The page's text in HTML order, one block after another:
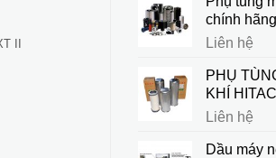
II
chính hãng
Liên hệ
PHỤ
KHÍ
Liên hệ
Dầu máy